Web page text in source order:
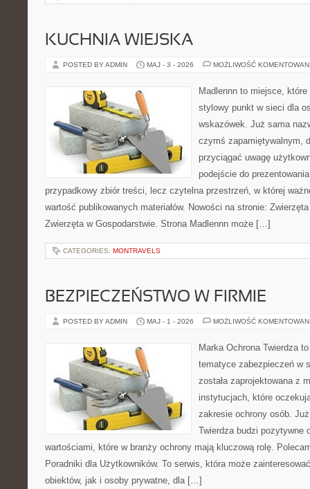
KUCHNIA WIEJSKA
POSTED BY ADMIN MAJ - 3 - 2026 MOŻLIWOŚĆ
Madlennn to miejsce,
stylowy punkt w sieci dla
wskazówek. Już sama
czymś zapamiętywalnym,
przyciągać uwagę
podejście do
przypadkowy zbiór treści, lecz czytelna przestrzeń, w której
wartość publikowanych materiałów. Nowości na stronie:
Zwierzęta w Gospodarstwie. Strona Madlennn może […]
CATEGORIES: MONTRAVELS
BEZPIECZEŃSTWO W FIRMIE
POSTED BY ADMIN MAJ - 1 - 2026 MOŻLIWOŚĆ
Marka Ochrona Twierdza
tematyce zabezpieczeń w
została zaprojektowana z
instytucjach, które
zakresie ochrony osób.
Twierdza budzi pozytywne
wartościami, które w branży ochrony mają kluczową rolę.
Poradniki dla Użytkowników. To serwis, która może
obiektów, jak i osoby prywatne, dla […]